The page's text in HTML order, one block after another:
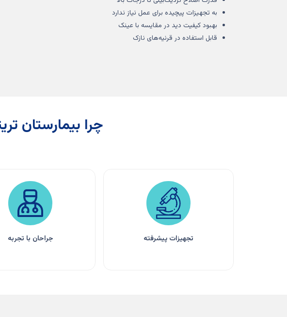
به تجهیزات پیچیده برای عمل نیاز ندارد
بهبود کیفیت دید در مقایسه با عینک
قابل استفاده در قرنیه‌های نازک
چرا بیمارستان
تجهیزات پیشرفته جراحان با تجربه